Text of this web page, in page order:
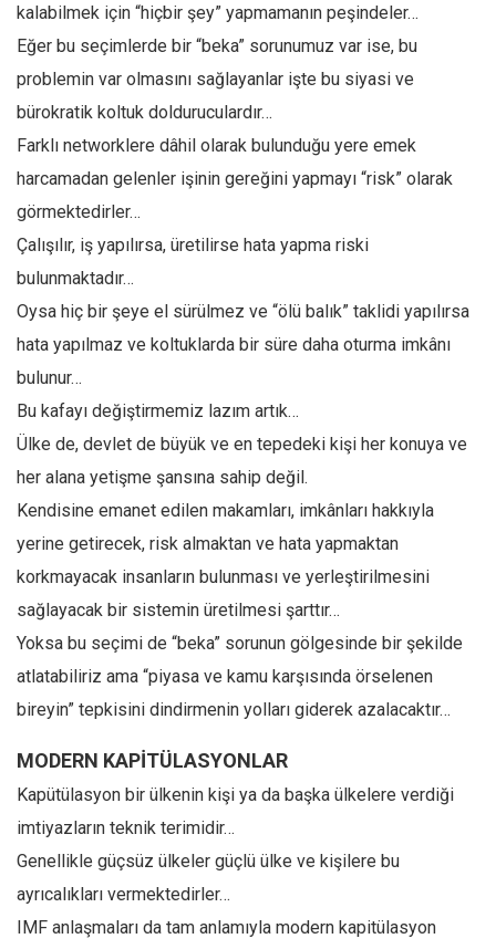
kalabilmek için “hiçbir şey” yapmamanın peşindeler…
Eğer bu seçimlerde bir “beka” sorunumuz var ise, bu
problemin var olmasını sağlayanlar işte bu siyasi ve
bürokratik koltuk dolduruculardır…
Farklı networklere dâhil olarak bulunduğu yere emek
harcamadan gelenler işinin gereğini yapmayı “risk” olarak
görmektedirler…
Çalışılır, iş yapılırsa, üretilirse hata yapma riski
bulunmaktadır…
Oysa hiç bir şeye el sürülmez ve “ölü balık” taklidi yapılırsa
hata yapılmaz ve koltuklarda bir süre daha oturma imkânı
bulunur…
Bu kafayı değiştirmemiz lazım artık…
Ülke de, devlet de büyük ve en tepedeki kişi her konuya ve
her alana yetişme şansına sahip değil.
Kendisine emanet edilen makamları, imkânları hakkıyla
yerine getirecek, risk almaktan ve hata yapmaktan
korkmayacak insanların bulunması ve yerleştirilmesini
sağlayacak bir sistemin üretilmesi şarttır…
Yoksa bu seçimi de “beka” sorunun gölgesinde bir şekilde
atlatabiliriz ama “piyasa ve kamu karşısında örselenen
bireyin” tepkisini dindirmenin yolları giderek azalacaktır…
MODERN KAPİTÜLASYONLAR
Kapütülasyon bir ülkenin kişi ya da başka ülkelere verdiği
imtiyazların teknik terimidir…
Genellikle güçsüz ülkeler güçlü ülke ve kişilere bu
ayrıcalıkları vermektedirler…
IMF anlaşmaları da tam anlamıyla modern kapitülasyon